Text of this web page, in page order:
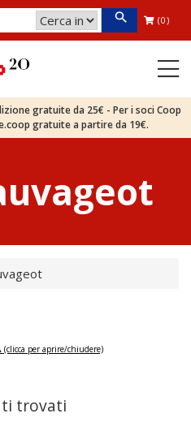
(0)
gratuite da 25€ - Per i soci Coop
gratuite a partire da 19€.
(clicca per aprire/chiudere)
trovati